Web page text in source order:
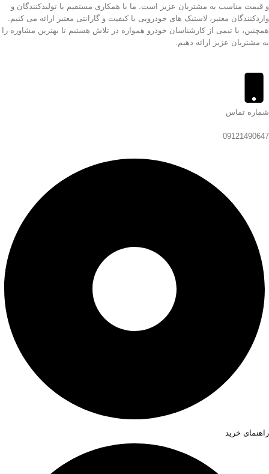
و قیمت مناسب به مشتریان عزیز است. ما با همکاری مستقیم با تولیدکنندگان و
واردکنندگان معتبر، لاستیک های خودرویی با کیفیت و گارانتی معتبر ارائه می کنیم.
همچنین، با تیمی از کارشناسان خودرو همواره در تلاش هستیم تا بهترین مشاوره را
به مشتریان عزیز ارائه دهیم.
شماره تماس
09121490647
راهنمای خرید